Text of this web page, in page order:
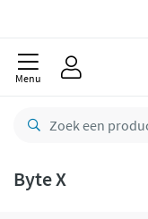
Menu
Byte X